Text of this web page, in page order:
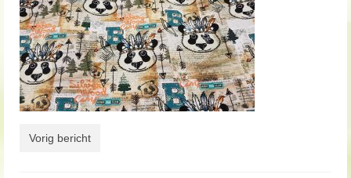
Vorig bericht